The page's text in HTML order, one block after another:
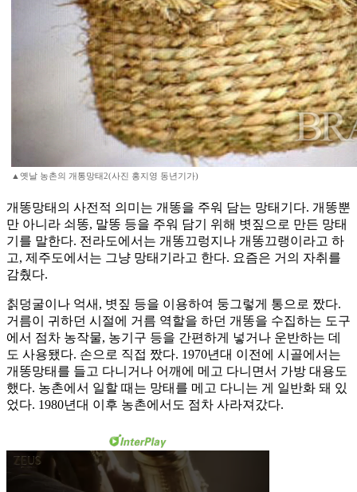
▲옛날 농촌의 개통망태2(사진 홍지영 동년기가)
개똥망태의 사전적 의미는 개똥을 주워 담는 망태기다. 개똥뿐
만 아니라 쇠똥, 말똥 등을 주워 담기 위해 볏짚으로 만든 망태
기를 말한다. 전라도에서는 개똥끄렁지나 개똥끄랭이라고 하
고, 제주도에서는 그냥 망태기라고 한다. 요즘은 거의 자취를
감췄다.
칡덩굴이나 억새, 볏짚 등을 이용하여 둥그렇게 통으로 짰다.
거름이 귀하던 시절에 거름 역할을 하던 개똥을 수집하는 도구
에서 점차 농작물, 농기구 등을 간편하게 넣거나 운반하는 데
도 사용됐다. 손으로 직접 짰다. 1970년대 이전에 시골에서는
개똥망태를 들고 다니거나 어깨에 메고 다니면서 가방 대용도
했다. 농촌에서 일할 때는 망태를 메고 다니는 게 일반화 돼 있
었다. 1980년대 이후 농촌에서도 점차 사라져갔다.